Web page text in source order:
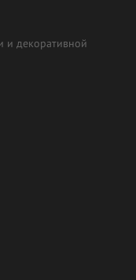
и декоративной